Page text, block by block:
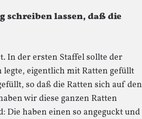
schreiben lassen, daß die
In der ersten Staffel sollte der
legte, eigentlich mit Ratten gefüllt
so daß die Ratten sich auf den
wir diese ganzen Ratten
Die haben einen so angeguckt und